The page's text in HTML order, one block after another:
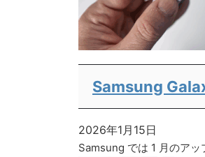
Samsung
2026年1月15日
Samsung では 1 月のア